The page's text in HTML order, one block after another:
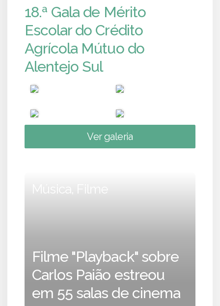
18.ª Gala de Mérito
Escolar do Crédito
Agrícola Mútuo do
Alentejo Sul
Ver galeria
Música, Filme
Filme "Playback" sobre
Carlos Paião estreou
em 55 salas de cinema